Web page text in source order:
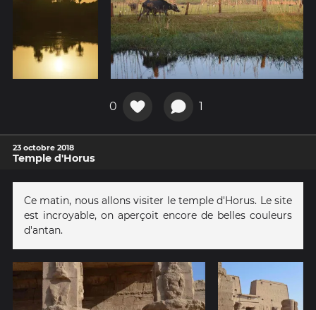
0 1
23 octobre 2018
Temple d'Horus
Ce matin, nous allons visiter le temple d'Horus. Le site
est incroyable, on aperçoit encore de belles couleurs
d'antan.